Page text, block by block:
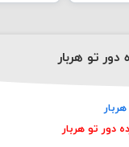
تو هربار
دور تو هربار